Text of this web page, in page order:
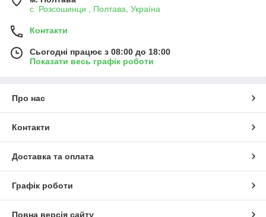
с. Розсошинци , Полтава, Україна
Контакти
Сьогодні працює з 08:00 до 18:00
Показати весь графік роботи
Про нас
Контакти
Доставка та оплата
Графік роботи
Повна версія сайту